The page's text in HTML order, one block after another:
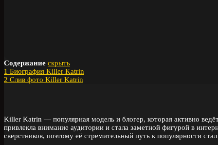
Содержание скрыть
1 Биография Killer Katrin
2 Слив фото Killer Katrin
Killer Katrin — популярная модель и блогер, которая активно
привлекла внимание аудитории и стала заметной фигурой в
сверстников, поэтому её стремительный путь к популярности